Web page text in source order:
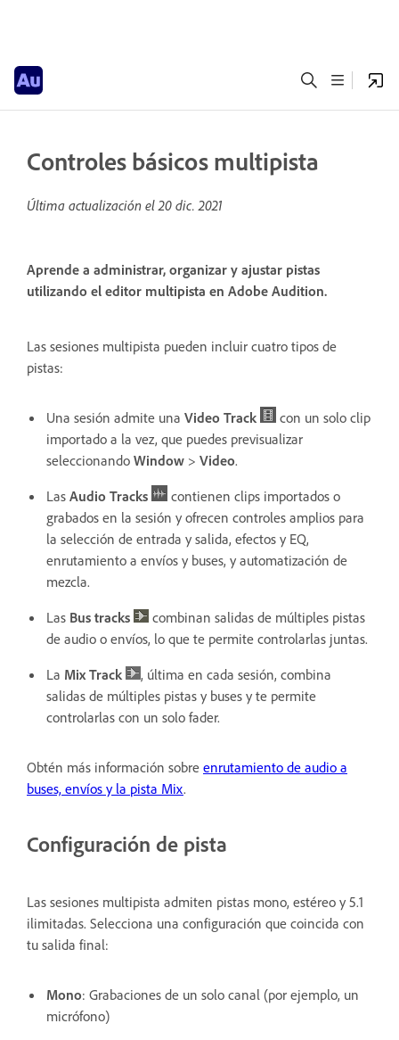
Controles básicos multipista
Última actualización el20 dic. 2021
Aprende a administrar, organizar y ajustar pistas
utilizando el editor multipista en Adobe Audition.
Las sesiones multipista pueden incluir cuatro tipos de
pistas:
Una sesión admite una Video Track
con un solo clip
importado a la vez, que puedes previsualizar
seleccionando Window > Video.
Las Audio Tracks
contienen clips importados o
grabados en la sesión y ofrecen controles amplios para
la selección de entrada y salida, efectos y EQ,
enrutamiento a envíos y buses, y automatización de
mezcla.
Las Bus tracks
combinan salidas de múltiples pistas
de audio o envíos, lo que te permite controlarlas juntas.
La Mix Track
, última en cada sesión, combina
salidas de múltiples pistas y buses y te permite
controlarlas con un solo fader.
Obtén más información sobre enrutamiento de audio a
buses, envíos y la pista Mix.
Configuración de pista
Las sesiones multipista admiten pistas mono, estéreo y 5.1
ilimitadas. Selecciona una configuración que coincida con
tu salida final:
Mono: Grabaciones de un solo canal (por ejemplo, un
micrófono)